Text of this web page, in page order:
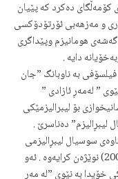
کۆمه‌ڵگای ده‌کرد که‌ پێیان
و مه‌زهه‌بی ئۆرتۆدۆکسی
هومانیزم وپێداگری
دایه‌ .
بیرمه‌ندی لیبڕالیزم ده‌ سه‌ده‌ی 18 دا فیلسۆفی به‌ ناوبانگ ”جان
” له‌مه‌ڕ ئازادی ”
بۆ لیبرالیزمێکی
ده‌ناسرێ .
سوسیال لیبڕالیزمی
کۆن بوو،له‌ لایه‌ن ”جان ڕاولز”ده‌ ساڵی(1921_2002) نوێژه‌ن کرایه‌وه‌ . ئه‌و
خۆیدا به‌ نێوی ”له‌ مه‌ڕ